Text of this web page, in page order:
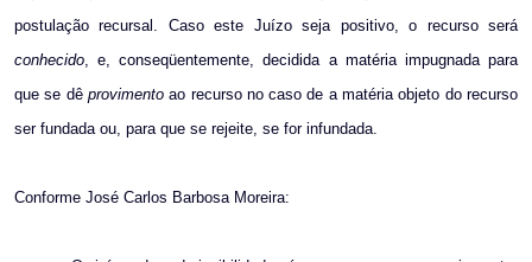
postulação recursal. Caso este Juízo seja positivo, o recurso será
conhecido, e, conseqüentemente, decidida a matéria impugnada para
que se dê provimentoao recurso no caso de a matéria objeto do recurso
ser fundada ou, para que se rejeite, se for infundada.
Conforme José Carlos Barbosa Moreira: